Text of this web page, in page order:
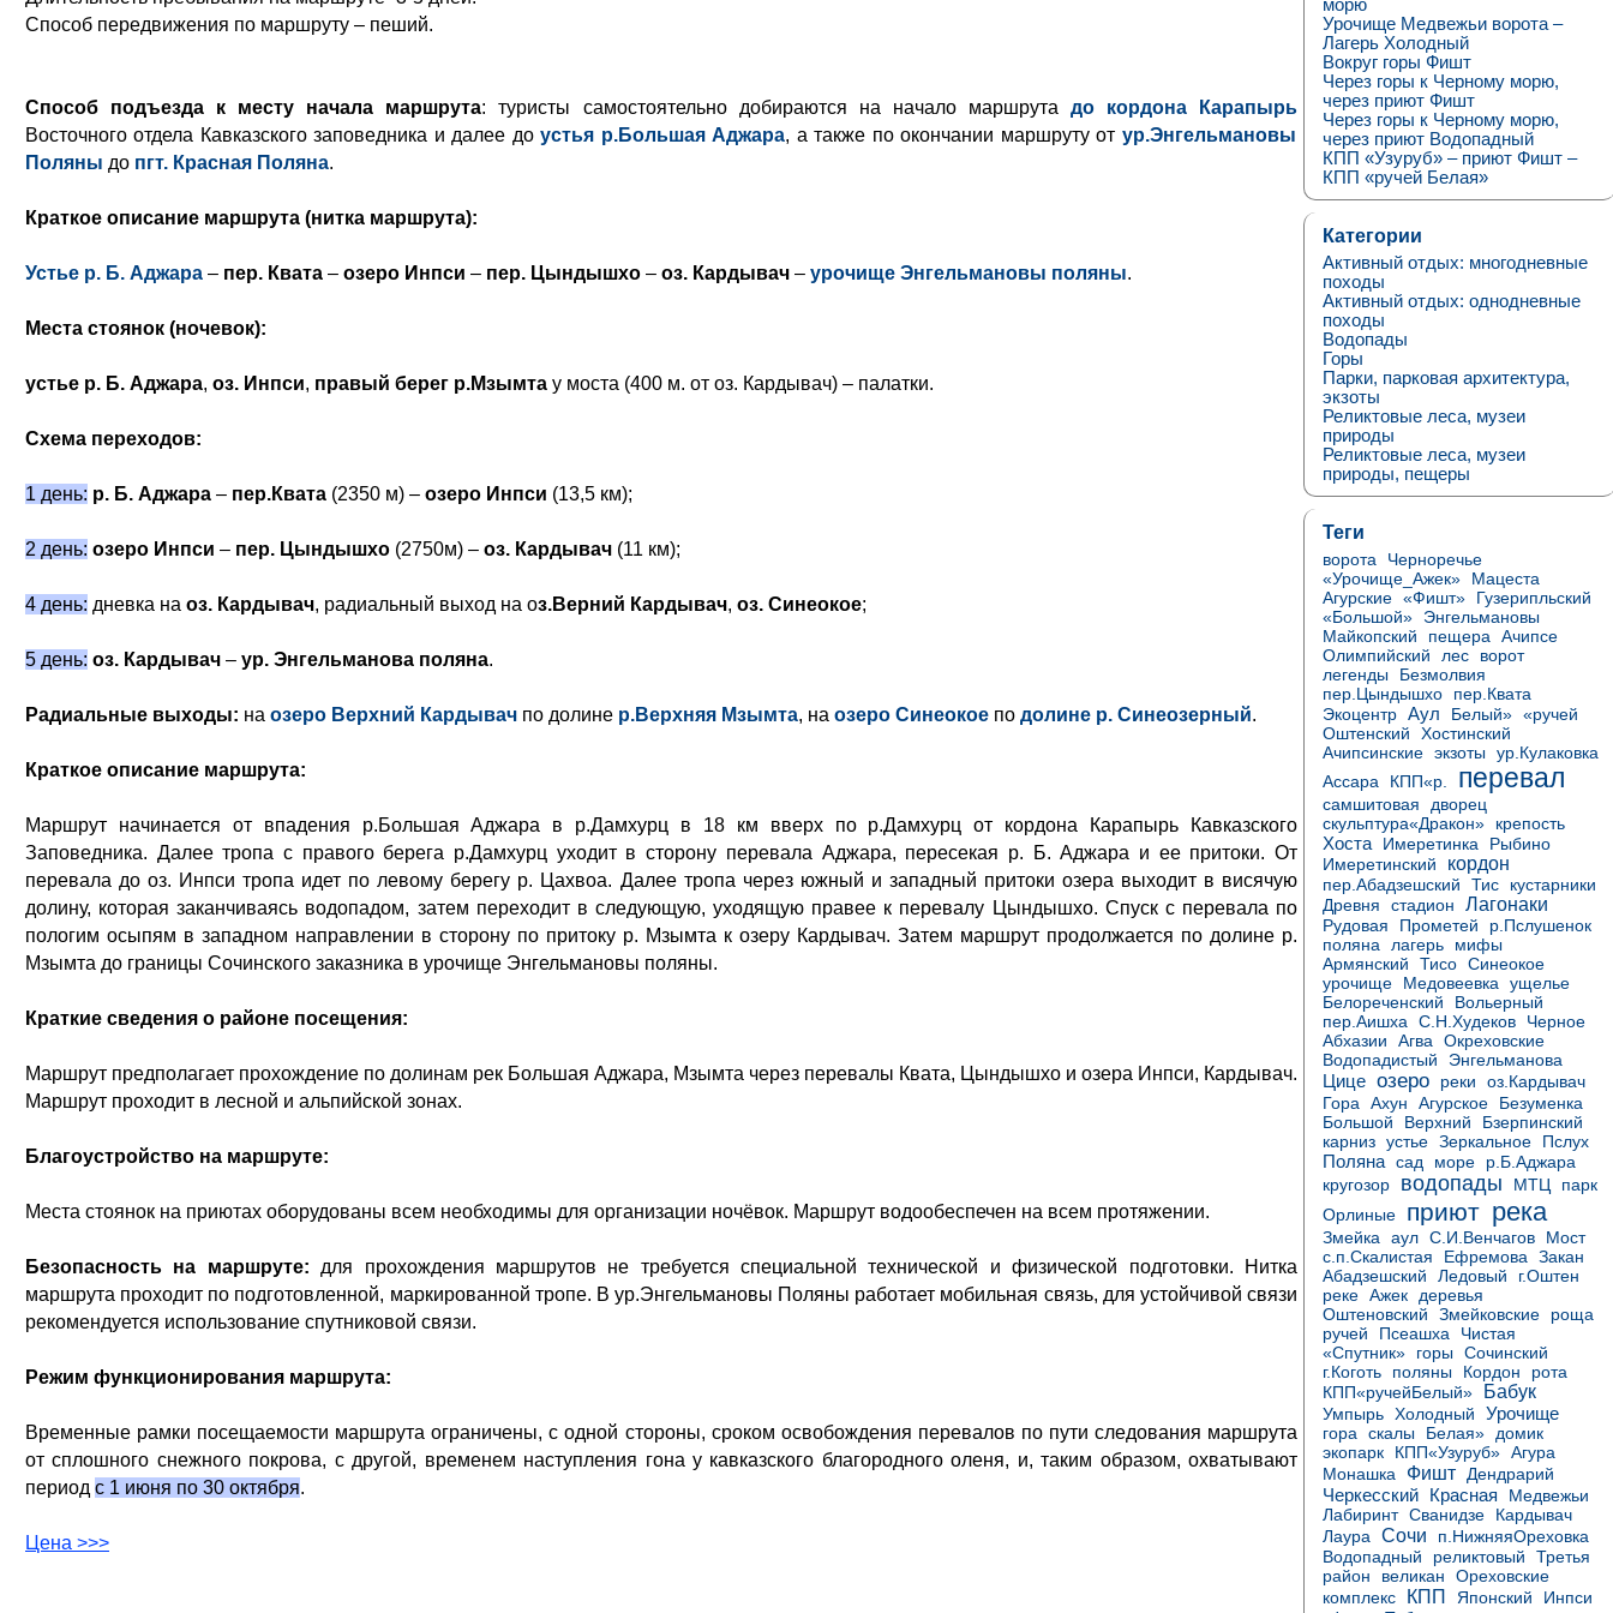
Способ передвижения по маршруту – пеший.
Способ подъезда к месту начала маршрута: туристы самостоятельно добираются на начало маршрута до кордона Карапырь
Восточного отдела Кавказского заповедника и далее доустья р.Большая Аджара, а также по окончании маршруту от ур.Энгельмановы
Поляны до пгт. Красная Поляна.
Краткое описание маршрута (нитка маршрута):
Устье р. Б. Аджара – пер. Квата – озеро Инпси – пер. Цындышхо – оз. Кардывач – урочище Энгельмановы поляны.
Места стоянок (ночевок):
устье р. Б. Аджара, оз. Инпси, правый берег р.Мзымта у моста (400 м. от оз. Кардывач) – палатки.
Схема переходов:
1 день: р. Б. Аджара – пер.Квата (2350 м) – озеро Инпси (13,5 км);
2 день: озеро Инпси – пер. Цындышхо (2750м) – оз. Кардывач (11 км);
4 день: дневка на оз. Кардывач, радиальный выход на оз.Верний Кардывач, оз. Синеокое;
5 день: оз. Кардывач – ур. Энгельманова поляна.
Радиальные выходы: на озеро Верхний Кардывач по долине р.Верхняя Мзымта, на озеро Синеокое по долине р. Синеозерный.
Краткое описание маршрута:
Маршрут начинается от впадения р.Большая Аджара в р.Дамхурц в 18 км вверх по р.Дамхурц от кордона Карапырь Кавказского
Заповедника. Далее тропа с правого берега р.Дамхурц уходит в сторону перевала Аджара, пересекая р. Б. Аджара и ее притоки. От
перевала до оз. Инпси тропа идет по левому берегу р. Цахвоа. Далее тропа через южный и западный притоки озера выходит в висячую
долину, которая заканчиваясь водопадом, затем переходит в следующую, уходящую правее к перевалу Цындышхо. Спуск с перевала по
пологим осыпям в западном направлении в сторону по притоку р. Мзымта к озеру Кардывач. Затем маршрут продолжается по долине р.
Мзымта до границы Сочинского заказника в урочище Энгельмановы поляны.
Краткие сведения о районе посещения:
Маршрут предполагает прохождение по долинам рек Большая Аджара, Мзымта через перевалы Квата, Цындышхо и озера Инпси, Кардывач.
Маршрут проходит в лесной и альпийской зонах.
Благоустройство на маршруте:
Места стоянок на приютах оборудованы всем необходимы для организации ночёвок. Маршрут водообеспечен на всем протяжении.
Безопасность на маршруте: для прохождения маршрутов не требуется специальной технической и физической подготовки. Нитка
маршрута проходит по подготовленной, маркированной тропе. В ур.Энгельмановы Поляны работает мобильная связь, для устойчивой связи
рекомендуется использование спутниковой связи.
Режим функционирования маршрута:
Временные рамки посещаемости маршрута ограничены, с одной стороны, сроком освобождения перевалов по пути следования маршрута
от сплошного снежного покрова, с другой, временем наступления гона у кавказского благородного оленя, и, таким образом, охватывают
период с 1 июня по 30 октября.
Цена >>>
морю
Урочище Медвежьи ворота –
Лагерь Холодный
Вокруг горы Фишт
Через горы к Черному морю,
через приют Фишт
Через горы к Черному морю,
через приют Водопадный
КПП «Узуруб» – приют Фишт –
КПП «ручей Белая»
Категории
Активный отдых: многодневные
походы
Активный отдых: однодневные
походы
Водопады
Горы
Парки, парковая архитектура,
экзоты
Реликтовые леса, музеи
природы
Реликтовые леса, музеи
природы, пещеры
Теги
ворота
Черноречье
«Урочище_Ажек»
Мацеста
Агурские «Фишт»
Гузерипльский
«Большой»
Энгельмановы
Майкопский пещера Ачипсе
Олимпийский
лес
ворот
легенды
Безмолвия
пер.Цындышхо
пер.Квата
Экоцентр Аул Белый» «ручей
Оштенский
Хостинский
Ачипсинские экзоты ур.Кулаковка
Ассара
КПП«р. перевал
самшитовая
дворец
скульптура«Дракон»
крепость
Хоста Имеретинка Рыбино
Имеретинский кордон
пер.Абадзешский Тис
кустарники
Древня
стадион Лагонаки
Рудовая Прометей
р.Пслушенок
поляна лагерь
мифы
Армянский
Тисо Синеокое
урочище
Медовеевка ущелье
Белореченский
Вольерный
пер.Аишха С.Н.Худеков Черное
Абхазии Агва Окреховские
Водопадистый
Энгельманова
Цице озеро реки
оз.Кардывач
Гора Ахун Агурское
Безуменка
Большой
Верхний
Бзерпинский
карниз устье Зеркальное Пслух
Поляна сад море
р.Б.Аджара
кругозор
водопады МТЦ
парк
Орлиные
приют река
Змейка аул С.И.Венчагов
Мост
с.п.Скалистая
Ефремова Закан
Абадзешский Ледовый
г.Оштен
реке Ажек деревья
Оштеновский
Змейковские роща
ручей Псеашха Чистая
«Спутник» горы Сочинский
г.Коготь
поляны Кордон
рота
КПП«ручейБелый»
Бабук
Умпырь Холодный Урочище
гора скалы Белая» домик
экопарк КПП«Узуруб» Агура
Монашка Фишт Дендрарий
Черкесский Красная Медвежьи
Лабиринт Сванидзе Кардывач
Лаура Сочи п.НижняяОреховка
Водопадный реликтовый Третья
район великан
Ореховские
комплекс
КПП Японский
Инпси